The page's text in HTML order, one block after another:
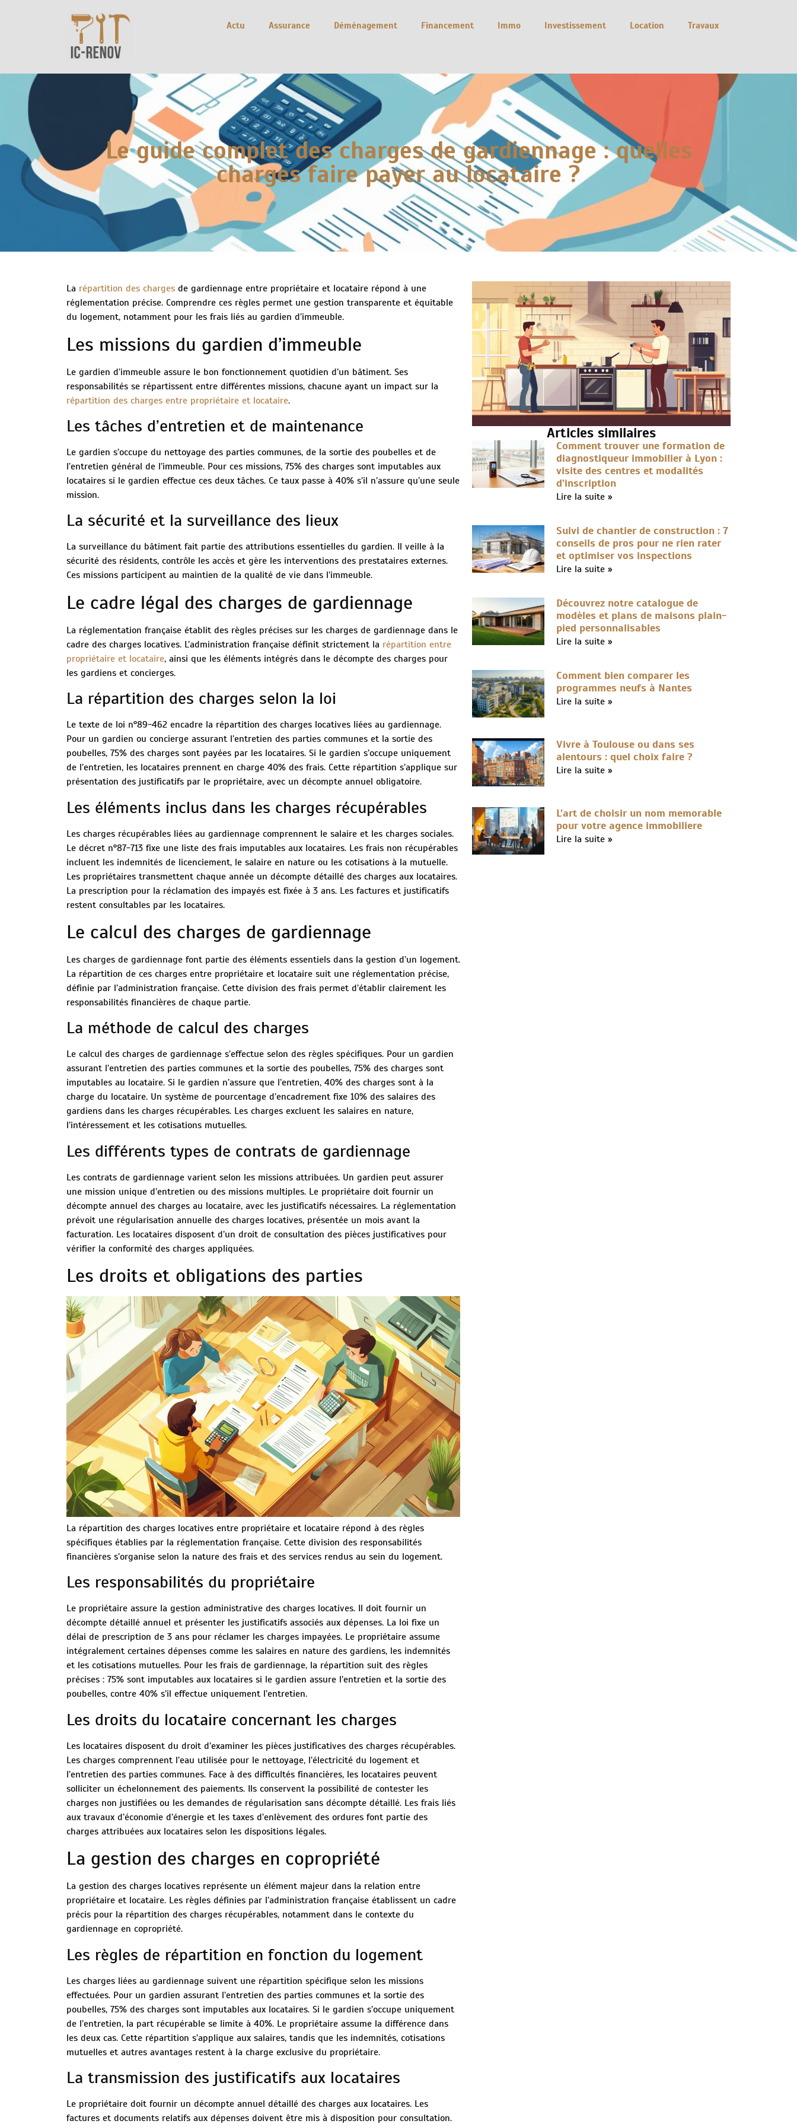
Actu Assurance Déménagement Financement Immo Investissement Location Travaux
Le guide complet des charges de gardiennage : quelles
charges faire payer au locataire ?
La répartition des charges de gardiennage entre propriétaire et locataire répond à une
réglementation précise. Comprendre ces règles permet une gestion transparente et équitable
du logement, notamment pour les frais liés au gardien d’immeuble.
Les missions du gardien d’immeuble
Le gardien d’immeuble assure le bon fonctionnement quotidien d’un bâtiment. Ses
responsabilités se répartissent entre différentes missions, chacune ayant un impact sur la
répartition des charges entre propriétaire et locataire.
Les tâches d’entretien et de maintenance
Le gardien s’occupe du nettoyage des parties communes, de la sortie des poubelles et de
l’entretien général de l’immeuble. Pour ces missions, 75% des charges sont imputables aux
locataires si le gardien effectue ces deux tâches. Ce taux passe à 40% s’il n’assure qu’une seule
mission.
La sécurité et la surveillance des lieux
La surveillance du bâtiment fait partie des attributions essentielles du gardien. Il veille à la
sécurité des résidents, contrôle les accès et gère les interventions des prestataires externes.
Ces missions participent au maintien de la qualité de vie dans l’immeuble.
Le cadre légal des charges de gardiennage
La réglementation française établit des règles précises sur les charges de gardiennage dans le
cadre des charges locatives. L’administration française définit strictement la répartition entre
propriétaire et locataire, ainsi que les éléments intégrés dans le décompte des charges pour
les gardiens et concierges.
La répartition des charges selon la loi
Le texte de loi n°89-462 encadre la répartition des charges locatives liées au gardiennage.
Pour un gardien ou concierge assurant l’entretien des parties communes et la sortie des
poubelles, 75% des charges sont payées par les locataires. Si le gardien s’occupe uniquement
de l’entretien, les locataires prennent en charge 40% des frais. Cette répartition s’applique sur
présentation des justificatifs par le propriétaire, avec un décompte annuel obligatoire.
Les éléments inclus dans les charges récupérables
Les charges récupérables liées au gardiennage comprennent le salaire et les charges sociales.
Le décret n°87-713 fixe une liste des frais imputables aux locataires. Les frais non récupérables
incluent les indemnités de licenciement, le salaire en nature ou les cotisations à la mutuelle.
Les propriétaires transmettent chaque année un décompte détaillé des charges aux locataires.
La prescription pour la réclamation des impayés est fixée à 3 ans. Les factures et justificatifs
restent consultables par les locataires.
Le calcul des charges de gardiennage
Les charges de gardiennage font partie des éléments essentiels dans la gestion d’un logement.
La répartition de ces charges entre propriétaire et locataire suit une réglementation précise,
définie par l’administration française. Cette division des frais permet d’établir clairement les
responsabilités financières de chaque partie.
La méthode de calcul des charges
Le calcul des charges de gardiennage s’effectue selon des règles spécifiques. Pour un gardien
assurant l’entretien des parties communes et la sortie des poubelles, 75% des charges sont
imputables au locataire. Si le gardien n’assure que l’entretien, 40% des charges sont à la
charge du locataire. Un système de pourcentage d’encadrement fixe 10% des salaires des
gardiens dans les charges récupérables. Les charges excluent les salaires en nature,
l’intéressement et les cotisations mutuelles.
Les différents types de contrats de gardiennage
Les contrats de gardiennage varient selon les missions attribuées. Un gardien peut assurer
une mission unique d’entretien ou des missions multiples. Le propriétaire doit fournir un
décompte annuel des charges au locataire, avec les justificatifs nécessaires. La réglementation
prévoit une régularisation annuelle des charges locatives, présentée un mois avant la
facturation. Les locataires disposent d’un droit de consultation des pièces justificatives pour
vérifier la conformité des charges appliquées.
Les droits et obligations des parties
La répartition des charges locatives entre propriétaire et locataire répond à des règles
spécifiques établies par la réglementation française. Cette division des responsabilités
financières s’organise selon la nature des frais et des services rendus au sein du logement.
Les responsabilités du propriétaire
Le propriétaire assure la gestion administrative des charges locatives. Il doit fournir un
décompte détaillé annuel et présenter les justificatifs associés aux dépenses. La loi fixe un
délai de prescription de 3 ans pour réclamer les charges impayées. Le propriétaire assume
intégralement certaines dépenses comme les salaires en nature des gardiens, les indemnités
et les cotisations mutuelles. Pour les frais de gardiennage, la répartition suit des règles
précises : 75% sont imputables aux locataires si le gardien assure l’entretien et la sortie des
poubelles, contre 40% s’il effectue uniquement l’entretien.
Les droits du locataire concernant les charges
Les locataires disposent du droit d’examiner les pièces justificatives des charges récupérables.
Les charges comprennent l’eau utilisée pour le nettoyage, l’électricité du logement et
l’entretien des parties communes. Face à des difficultés financières, les locataires peuvent
solliciter un échelonnement des paiements. Ils conservent la possibilité de contester les
charges non justifiées ou les demandes de régularisation sans décompte détaillé. Les frais liés
aux travaux d’économie d’énergie et les taxes d’enlèvement des ordures font partie des
charges attribuées aux locataires selon les dispositions légales.
La gestion des charges en copropriété
La gestion des charges locatives représente un élément majeur dans la relation entre
propriétaire et locataire. Les règles définies par l’administration française établissent un cadre
précis pour la répartition des charges récupérables, notamment dans le contexte du
gardiennage en copropriété.
Les règles de répartition en fonction du logement
Les charges liées au gardiennage suivent une répartition spécifique selon les missions
effectuées. Pour un gardien assurant l’entretien des parties communes et la sortie des
poubelles, 75% des charges sont imputables aux locataires. Si le gardien s’occupe uniquement
de l’entretien, la part récupérable se limite à 40%. Le propriétaire assume la différence dans
les deux cas. Cette répartition s’applique aux salaires, tandis que les indemnités, cotisations
mutuelles et autres avantages restent à la charge exclusive du propriétaire.
La transmission des justificatifs aux locataires
Le propriétaire doit fournir un décompte annuel détaillé des charges aux locataires. Les
factures et documents relatifs aux dépenses doivent être mis à disposition pour consultation.
Articles similaires
Comment trouver une formation de
diagnostiqueur immobilier à Lyon :
visite des centres et modalités
d’inscription
Lire la suite »
Suivi de chantier de construction : 7
conseils de pros pour ne rien rater
et optimiser vos inspections
Lire la suite »
Découvrez notre catalogue de
modèles et plans de maisons plain-
pied personnalisables
Lire la suite »
Comment bien comparer les
programmes neufs à Nantes
Lire la suite »
Vivre à Toulouse ou dans ses
alentours : quel choix faire ?
Lire la suite »
L’art de choisir un nom memorable
pour votre agence immobiliere
Lire la suite »